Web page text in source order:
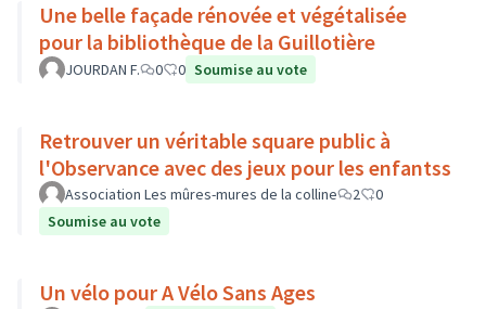
Une belle façade rénovée et végétalisée
pour la bibliothèque de la Guillotière
JOURDAN F. 0 0 Soumise au vote
Retrouver un véritable square public à
l'Observance avec des jeux pour les enfantss
Association Les mûres-mures de la colline 2
0
Soumise au vote
Un vélo pour A Vélo Sans Ages